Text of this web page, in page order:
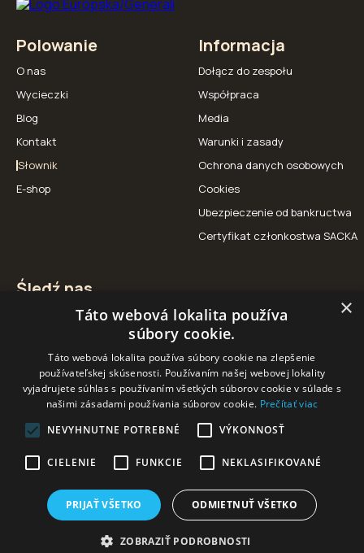
Polowanie
O nas
Wycieczki
Blog
Kontakt
Słownik
E-shop
Informacja
Dołącz do zespołu
Współpraca
Media
Warunki i zasady
Ochrona danych osobowych
Cookies
Ubezpieczenie od bankructwa
Certyfikat członkostwa SACKA
Śledź nas
Facebook Instagram YouTube
Nasi partnerzy
2025 © Heming - Discover. Hunt Created and powered by
×
Táto webová lokalita používa
súbory cookie.
Táto webová lokalita používa súbory cookie na zlepšenie
používateľskej skúsenosti. Používaním našej webovej lokality
vyjadrujete súhlas s používaním všetkých súborov cookie v súlade s
našimi zásadami používania súborov cookie. Prečítať viac
NEVYHNUTNE POTREBNÉ
VÝKONNOSŤ
CIELENIE FUNKCIE NEKLASIFIKOVANÉ
PRIJAŤ VŠETKO ODMIETNUŤ VŠETKO
ZOBRAZIŤ PODROBNOSTI